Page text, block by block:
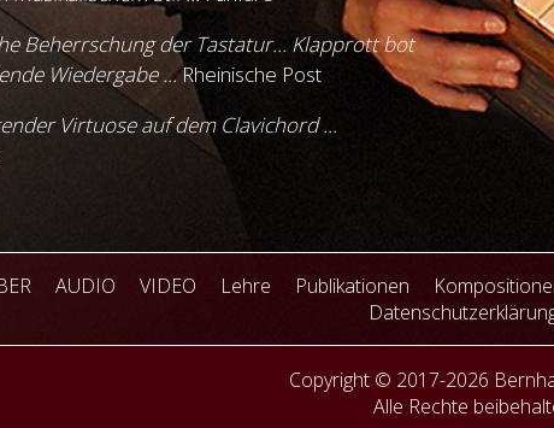
Beherrschung der Tastatur... Klapprott bot
Wiedergabe ...Rheinische Post
Virtuose auf dem Clavichord ...
AUDIO VIDEO Lehre Publikationen
Copyright © 2017-2026
Alle Rechte